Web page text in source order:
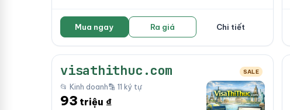
Mua ngay Ra giá Chi tiết
visathithuc.com SALE
📂 Kinh doanh🔡 11 ký tự
93 triệu ₫